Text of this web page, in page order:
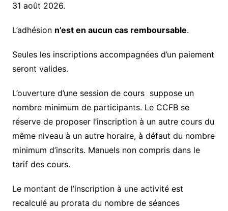
31 août 2026.
L’adhésion n’est en aucun cas remboursable.
Seules les inscriptions accompagnées d’un paiement
seront valides.
L’ouverture d’une session de cours suppose un
nombre minimum de participants. Le CCFB se
réserve de proposer l’inscription à un autre cours du
même niveau à un autre horaire, à défaut du nombre
minimum d’inscrits. Manuels non compris dans le
tarif des cours.
Le montant de l’inscription à une activité est
recalculé au prorata du nombre de séances